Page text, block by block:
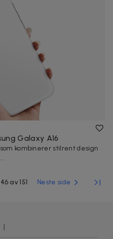
Galaxy A16
kombinerer stilrent design
av 151 Neste side